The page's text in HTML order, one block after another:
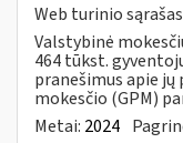
Web turinio sąrašas
Valstybinė
464 tūkst.
pranešimus apie
mokesčio (GPM)
Metai: 2024